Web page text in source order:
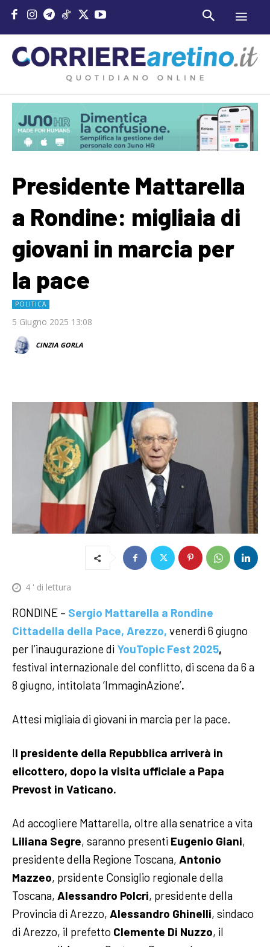
Presidente Mattarella
a Rondine: migliaia di
giovani in marcia per
la pace
POLITICA
5 Giugno 2025 13:08
CINZIA GORLA
4 ' di lettura
RONDINE – Sergio Mattarella a Rondine
Cittadella della Pace, Arezzo, venerdì 6 giugno
per l’inaugurazione di YouTopic Fest 2025,
festival internazionale del conflitto, di scena da 6 a
8 giugno, intitolata ‘ImmaginAzione’.
Attesi migliaia di giovani in marcia per la pace.
Il presidente della Repubblica arriverà in
elicottero, dopo la visita ufficiale a Papa
Prevost in Vaticano.
Ad accogliere Mattarella, oltre alla senatrice a vita
Liliana Segre, saranno presenti Eugenio Giani,
presidente della Regione Toscana, Antonio
Mazzeo, prsidente Consiglio regionale della
Toscana, Alessandro Polcri, presidente della
Provincia di Arezzo, Alessandro Ghinelli, sindaco
di Arezzo, il prefetto Clemente Di Nuzzo, il